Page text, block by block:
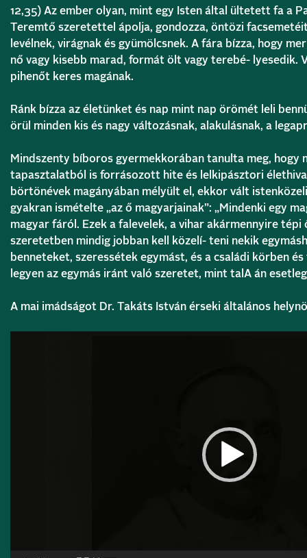
12,35) Az ember olyan, mint egy Isten által ültetett fa a
Teremtő szeretettel ápolja, gondozza, öntözi
levélnek, virágnak és gyümölcsnek. A fára bízza, hogy
nő vagy kisebb marad, formát ölt vagy terebé- lyesedik.
pihenőt keres magának.
Ránk bízza az életünket és nap mint nap örömét leli
örül minden kis és nagy változásnak, alakulásnak, a
Mindszenty bíboros gyermekkorában tanulta meg, hogy
tapasztalatból is forrásozott hite és lelkipásztori
börtönévek magányában mélyült el, ekkor vált
gyakran ismételte „az ő magyarjainak”: „Mindenki egy
magyar fáról. Ezek a falevelek, a vihar akármennyire tépi
szeretetben mindig jobban kell közelí- teni nekik
benneteket, szeressétek egymást, és a családi körben
legyen az egymás iránt való szeretet, mint talA án
A mai imádságot Dr. Takáts István érseki általános